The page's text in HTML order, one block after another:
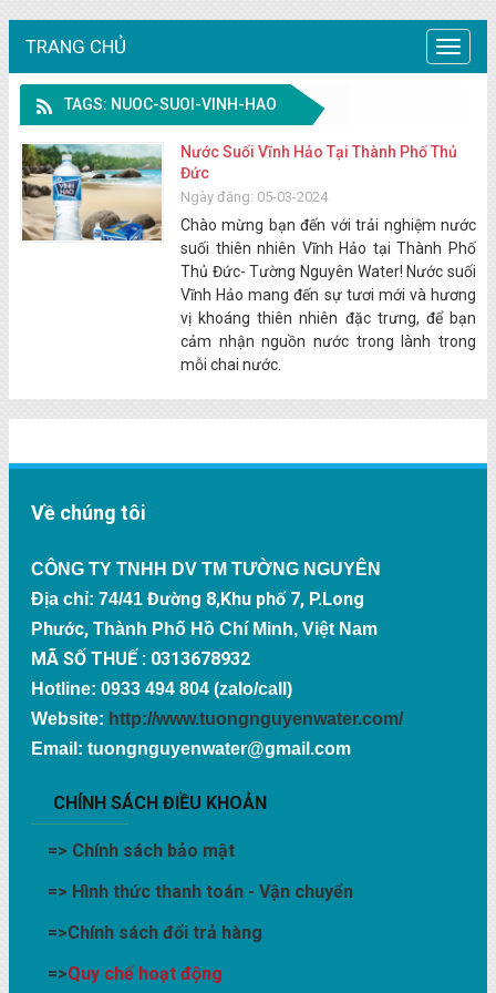
TRANG CHỦ
Trang
chủ
TAGS: NUOC-SUOI-VINH-HAO
Nước Suối Vĩnh Hảo Tại Thành Phố Thủ
Đức
Ngày đăng: 05-03-2024
Chào mừng bạn đến với trải nghiệm nước
suối thiên nhiên Vĩnh Hảo tại Thành Phố
Thủ Đức- Tường Nguyên Water! Nước suối
Vĩnh Hảo mang đến sự tươi mới và hương
vị khoáng thiên nhiên đặc trưng, để bạn
cảm nhận nguồn nước trong lành trong
mỗi chai nước.
Về chúng tôi
CÔNG TY TNHH DV TM TƯỜNG NGUYÊN
Địa chỉ: 74/41 Đường 8,Khu phố 7, P.Long
Phước, Thành Phố Hồ Chí Minh, Việt Nam
MÃ SỐ THUẾ : 0313678932
Hotline: 0933 494 804 (zalo/call)
Website: http://www.tuongnguyenwater.com/
Email: tuongnguyenwater@gmail.com
CHÍNH SÁCH ĐIỀU KHOẢN
=> Chính sách bảo mật
=> Hình thức thanh toán - Vận chuyển
=>Chính sách đổi trả hàng
=>Quy chế hoạt động